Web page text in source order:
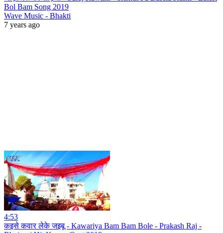
Bol Bam Song 2019
Wave Music - Bhakti
7 years ago
4:53
कइसे कवार लेके जइबू - Kawariya Bam Bam Bole - Prakash Raj -